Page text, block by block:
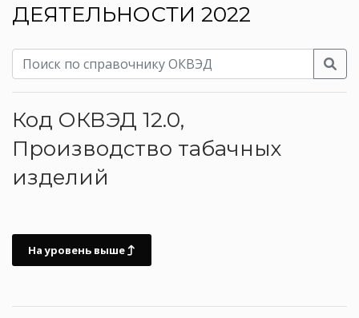
ДЕЯТЕЛЬНОСТИ 2022
Код ОКВЭД 12.0,
Производство табачных
изделий
На уровень выше